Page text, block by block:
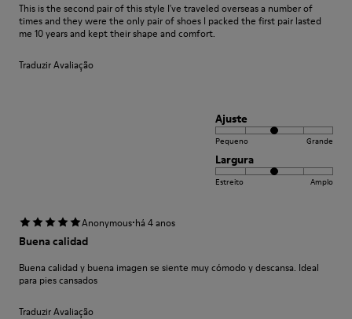
This is the second pair of this style I've traveled overseas a number of
times and they were the only pair of shoes I packed the first pair lasted
me 10 years and kept their shape and comfort.
Traduzir Avaliação
Ajuste
Pequeno Grande
Largura
Estreito Amplo
Anonymous·há 4 anos
Buena calidad
Buena calidad y buena imagen se siente muy cómodo y descansa. Ideal
para pies cansados
Traduzir Avaliação